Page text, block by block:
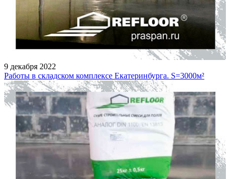
9 декабря 2022
Работы в складском комплексе Екатеринбурга. S=3000м²